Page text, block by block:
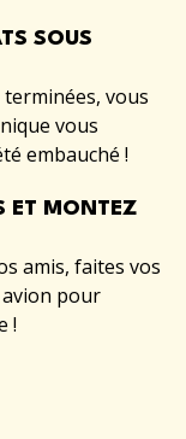
SOUS
vous
vous
embauché !
ET MONTEZ
amis, faites vos
pour
!